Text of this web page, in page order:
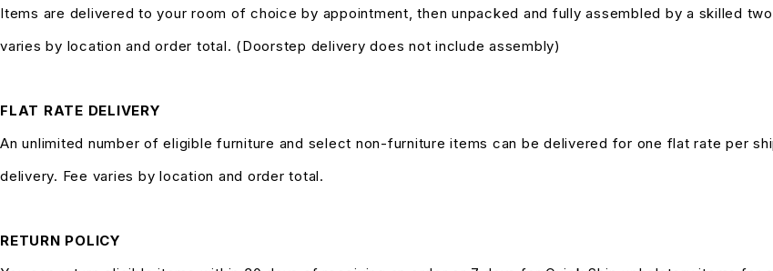
Items are delivered to your room of choice by appointment, then unpacked and fully assembled by a skilled
varies by location and order total. (Doorstep delivery does not include assembly)
FLAT RATE DELIVERY
An unlimited number of eligible furniture and select non-furniture items can be delivered for one flat rate per
delivery. Fee varies by location and order total.
RETURN POLICY